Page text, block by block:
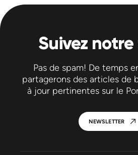
Suivez
Pas de spam! De temps
partagerons des articles de
à jour pertinentes sur le
NEWSLETTER